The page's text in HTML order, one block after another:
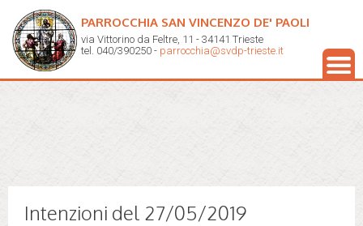
PARROCCHIA SAN VINCENZO DE' PAOLI
via Vittorino da Feltre, 11 - 34141 Trieste
tel. 040/390250 - parrocchia@svdp-trieste.it
Intenzioni del 27/05/2019